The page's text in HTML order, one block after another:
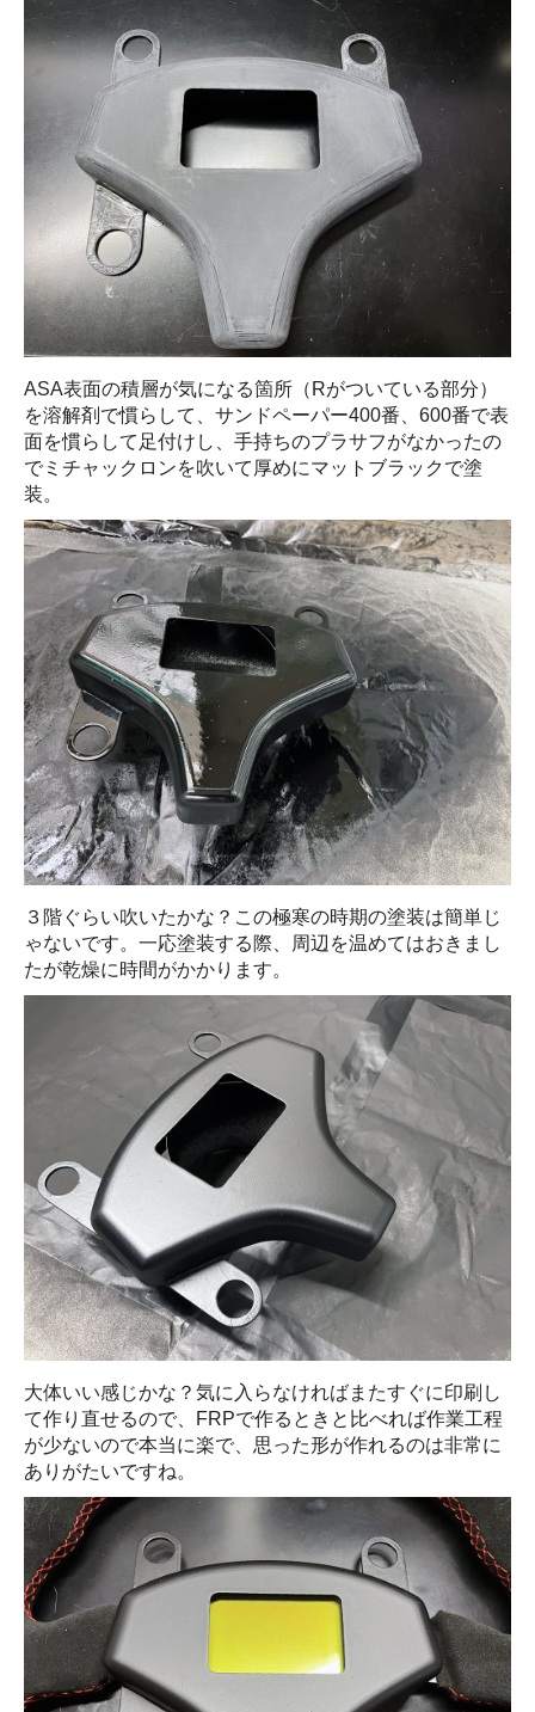
ASA表面の積層が気になる箇所（Rがついている部分）
を溶解剤で慣らして、サンドペーパー400番、600番で表
面を慣らして足付けし、手持ちのプラサフがなかったの
でミチャックロンを吹いて厚めにマットブラックで塗
装。
３階ぐらい吹いたかな？この極寒の時期の塗装は簡単じ
ゃないです。一応塗装する際、周辺を温めてはおきまし
たが乾燥に時間がかかります。
大体いい感じかな？気に入らなければまたすぐに印刷し
て作り直せるので、FRPで作るときと比べれば作業工程
が少ないので本当に楽で、思った形が作れるのは非常に
ありがたいですね。